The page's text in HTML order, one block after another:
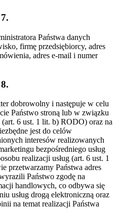
7.
Państwa danych
firmę przedsiębiorcy, adres
adres e-mail i numer
8.
dobrowolny i następuje w celu
Państwo stroną lub w związku
6 ust. 1 lit. b) RODO) oraz na
jest do celów
interesów realizowanych
bezpośredniego usług
realizacji usług (art. 6 ust. 1
przetwarzamy Państwa adres
Państwo zgodę na
handlowych, co odbywa się
usług drogą elektroniczną oraz
na temat realizacji Państwa